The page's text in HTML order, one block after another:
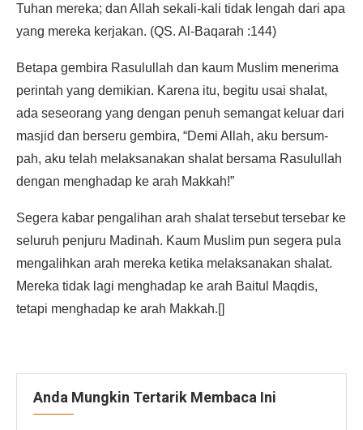
Tuhan mereka; dan Allah sekali-kali tidak lengah dari apa
yang mereka kerjakan. (QS. Al-Baqarah :144)
Betapa gembira Rasulullah dan kaum Muslim menerima
perintah yang demikian. Karena itu, begitu usai shalat,
ada seseorang yang dengan penuh semangat keluar dari
masjid dan berseru gembira, “Demi Allah, aku bersum-
pah, aku telah melaksanakan shalat bersama Rasulullah
dengan menghadap ke arah Makkah!”
Segera kabar pengalihan arah shalat tersebut tersebar ke
seluruh penjuru Madinah. Kaum Muslim pun segera pula
mengalihkan arah mereka ketika melaksanakan shalat.
Mereka tidak lagi menghadap ke arah Baitul Maqdis,
tetapi menghadap ke arah Makkah.[]
Anda Mungkin Tertarik Membaca Ini